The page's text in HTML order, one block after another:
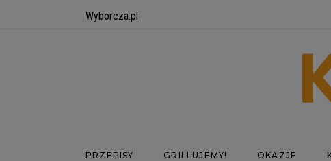
Wyborcza.pl
PRZEPISY GRILLUJEMY! OKAZJE